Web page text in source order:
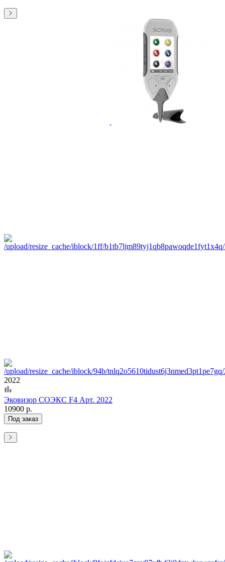
2022
Эковизор СОЭКС F4 Арт. 2022
10900 р.
Под заказ